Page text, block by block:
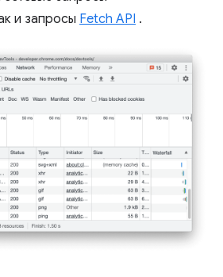
и запросы Fetch API .